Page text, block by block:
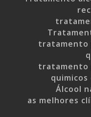
tratamento
tratamento
quimicos
Álcool
as melhores